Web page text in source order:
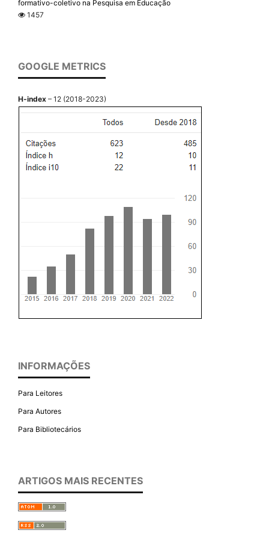
formativo-coletivo na Pesquisa em Educação
1457
GOOGLE METRICS
H-index – 12 (2018-2023)
INFORMAÇÕES
Para Leitores
Para Autores
Para Bibliotecários
ARTIGOS MAIS RECENTES